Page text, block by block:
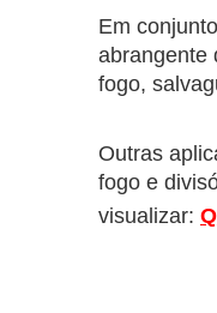
Em
abrangente
fogo,
Outras
fogo e
visualizar: